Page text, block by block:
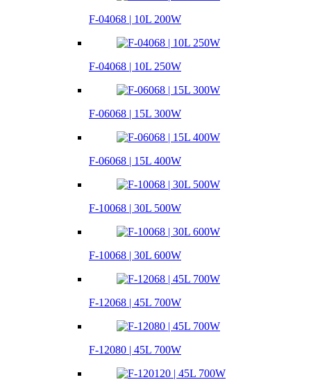
F-04068 | 10L 200W
F-04068 | 10L 250W
F-06068 | 15L 300W
F-06068 | 15L 400W
F-10068 | 30L 500W
F-10068 | 30L 600W
F-12068 | 45L 700W
F-12080 | 45L 700W